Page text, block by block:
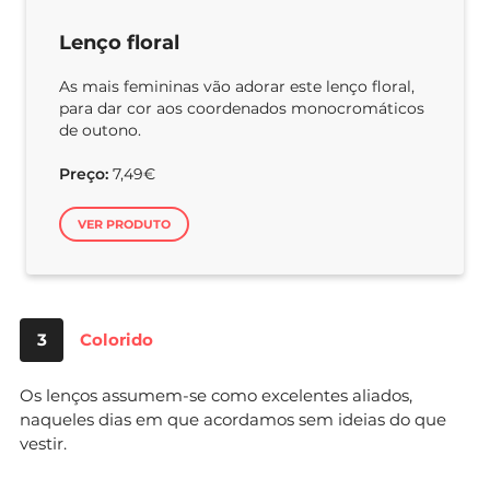
Lenço floral
As mais femininas vão adorar este lenço floral,
para dar cor aos coordenados monocromáticos
de outono.
Preço: 7,49€
VER PRODUTO
3 Colorido
Os lenços assumem-se como excelentes aliados,
naqueles dias em que acordamos sem ideias do que
vestir.